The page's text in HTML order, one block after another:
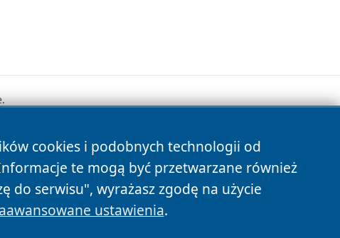
cookies i podobnych technologii od
te mogą być przetwarzane również
do serwisu", wyrażasz zgodę na użycie
ustawienia.